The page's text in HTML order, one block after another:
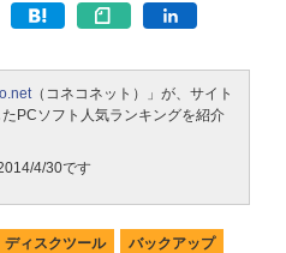
（コネコネット）」が、サイト
PCソフト人気ランキングを紹介
4/30です
ディスクツール バックアップ